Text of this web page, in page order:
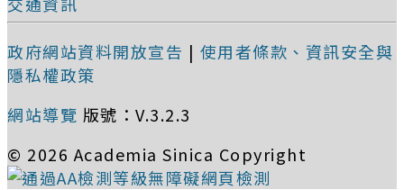
政府網站資料開放宣告 | 使用者條款、資訊安全與
隱私權政策
網站導覽 版號：V.3.2.3
© 2026 Academia Sinica Copyright